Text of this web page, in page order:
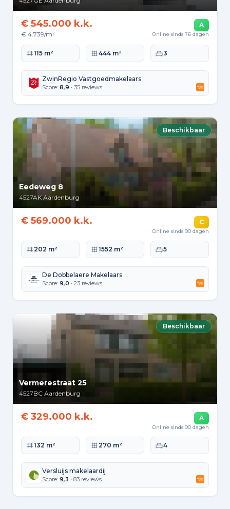
€ 545.000 k.k.
€ 4.739/m²
A
Online sinds 76 dagen
Woonoppervlakte
115 m² Perceeloppervlakte
444 m² Slaapkamers
3
ZwinRegio Vastgoedmakelaars
Score: 8,9 • 35 reviews
Beschikbaar
Eedeweg 8
4527AK Aardenburg
€ 569.000 k.k. C
Online sinds 90 dagen
Woonoppervlakte
202 m² Perceeloppervlakte
1552 m² Slaapkamers
5
De Dobbelaere Makelaars
Score: 9,0 • 23 reviews
Beschikbaar
Vermerestraat 25
4527BC Aardenburg
€ 329.000 k.k. A
Online sinds 90 dagen
Woonoppervlakte
132 m² Perceeloppervlakte
270 m² Slaapkamers
4
Versluijs makelaardij
Score: 9,3 • 83 reviews